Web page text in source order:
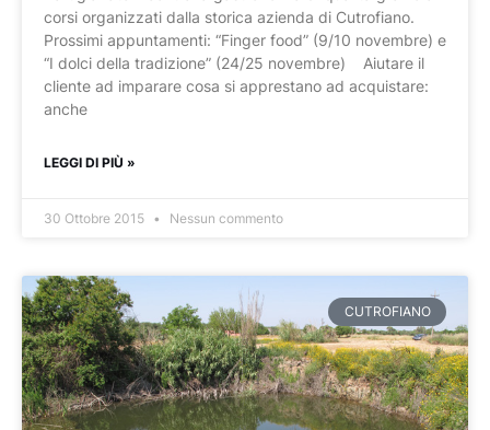
corsi organizzati dalla storica azienda di Cutrofiano.
Prossimi appuntamenti: “Finger food” (9/10 novembre) e
“I dolci della tradizione” (24/25 novembre) Aiutare il
cliente ad imparare cosa si apprestano ad acquistare:
anche
LEGGI DI PIÙ »
30 Ottobre 2015 Nessun commento
CUTROFIANO